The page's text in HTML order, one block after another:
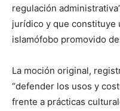
regulación
jurídico y que constituye
islamófobo promovido
La moción original,
“defender los usos y
frente a prácticas